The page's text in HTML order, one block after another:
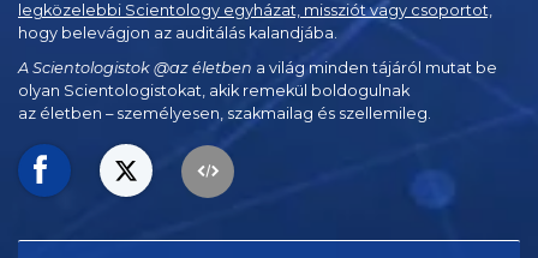
legközelebbi Scientology egyházat, missziót vagy csoportot,
hogy belevágjon az auditálás kalandjába.
A Scientologistok @az életben a világ minden tájáról mutat be
olyan Scientologistokat, akik remekül boldogulnak
az életben – személyesen, szakmailag és szellemileg.